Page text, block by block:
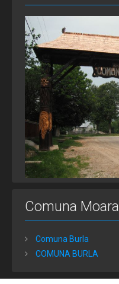
Comuna Moara
Comuna Burla
COMUNA BURLA